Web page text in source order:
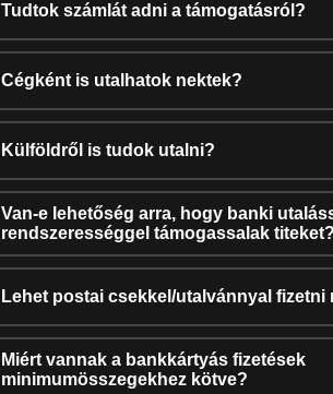
Tudtok számlát adni a támogatásról?
Cégként is utalhatok nektek?
Külföldről is tudok utalni?
Van-e lehetőség arra, hogy banki
rendszerességgel támogassalak titeket?
Lehet postai csekkel/utalvánnyal fizetni
Miért vannak a bankkártyás fizetések
minimumösszegekhez kötve?